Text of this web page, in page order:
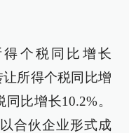
个税同比增长
所得个税同比增
比增长10.2%。
合伙企业形式成